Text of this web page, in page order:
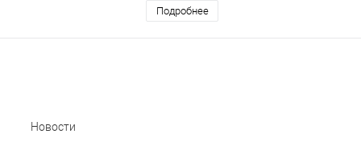
Подробнее
Новости